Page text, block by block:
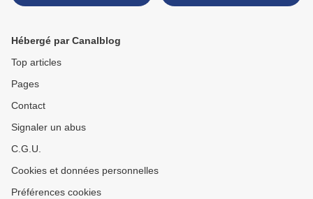
Hébergé par Canalblog
Top articles
Pages
Contact
Signaler un abus
C.G.U.
Cookies et données personnelles
Préférences cookies